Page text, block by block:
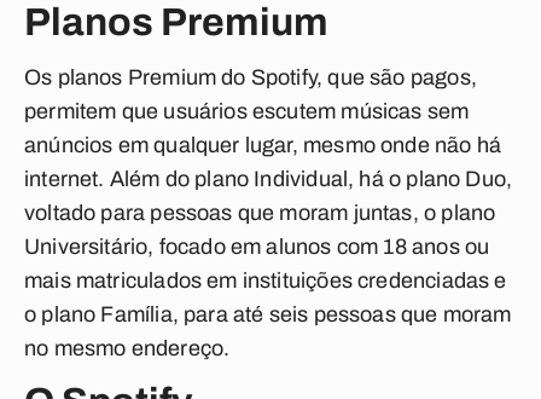
Planos Premium
Os planos Premium do Spotify, que são pagos,
permitem que usuários escutem músicas sem
anúncios em qualquer lugar, mesmo onde não há
internet. Além do plano Individual, há o plano Duo,
voltado para pessoas que moram juntas, o plano
Universitário, focado em alunos com 18 anos ou
mais matriculados em instituições credenciadas e
o plano Família, para até seis pessoas que moram
no mesmo endereço.